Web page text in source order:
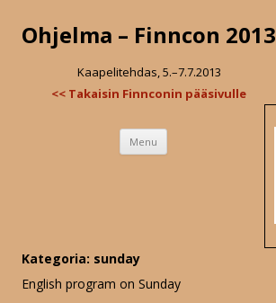
Ohjelma – Finncon 2013
Kaapelitehdas, 5.–7.7.2013
<< Takaisin Finnconin pääsivulle
Menu Skip
content
Kategoria: sunday
English program on Sunday